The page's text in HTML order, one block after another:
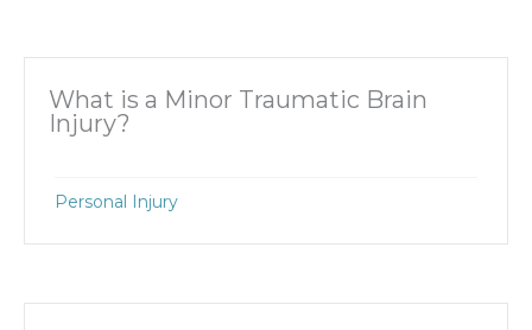
What is a Minor Traumatic Brain
Injury?
Personal Injury